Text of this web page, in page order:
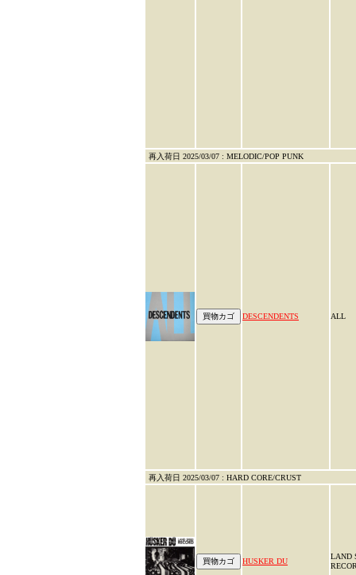
再入荷日 2025/03/07 : MELODIC/POP PUNK
DESCENDENTS ALL
再入荷日 2025/03/07 : HARD CORE/CRUST
HUSKER DU
LAND